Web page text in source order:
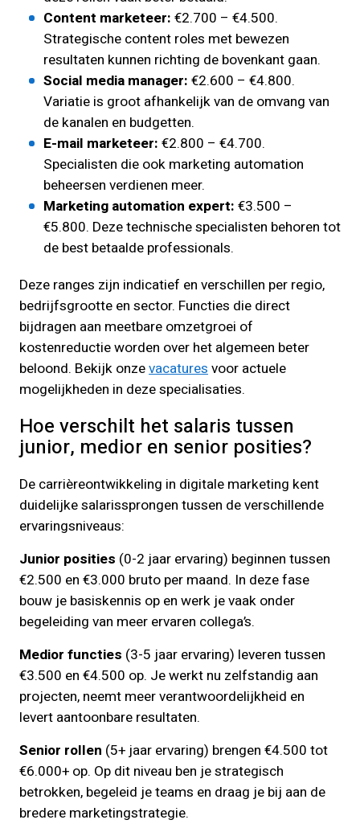
Content marketeer: €2.700 – €4.500.
Strategische content roles met bewezen
resultaten kunnen richting de bovenkant gaan.
Social media manager: €2.600 – €4.800.
Variatie is groot afhankelijk van de omvang van
de kanalen en budgetten.
E-mail marketeer: €2.800 – €4.700.
Specialisten die ook marketing automation
beheersen verdienen meer.
Marketing automation expert: €3.500 –
€5.800. Deze technische specialisten behoren tot
de best betaalde professionals.
Deze ranges zijn indicatief en verschillen per regio,
bedrijfsgrootte en sector. Functies die direct
bijdragen aan meetbare omzetgroei of
kostenreductie worden over het algemeen beter
beloond. Bekijk onzevacaturesvoor actuele
mogelijkheden in deze specialisaties.
Hoe verschilt het salaris tussen
junior, medior en senior posities?
De carrièreontwikkeling in digitale marketing kent
duidelijke salarissprongen tussen de verschillende
ervaringsniveaus:
Junior posities (0-2 jaar ervaring) beginnen tussen
€2.500 en €3.000 bruto per maand. In deze fase
bouw je basiskennis op en werk je vaak onder
begeleiding van meer ervaren collega’s.
Medior functies (3-5 jaar ervaring) leveren tussen
€3.500 en €4.500 op. Je werkt nu zelfstandig aan
projecten, neemt meer verantwoordelijkheid en
levert aantoonbare resultaten.
Senior rollen (5+ jaar ervaring) brengen €4.500 tot
€6.000+ op. Op dit niveau ben je strategisch
betrokken, begeleid je teams en draag je bij aan de
bredere marketingstrategie.